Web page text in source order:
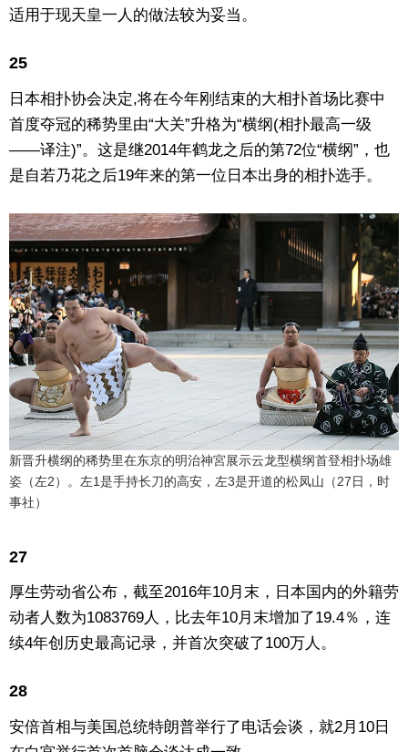
适用于现天皇一人的做法较为妥当。
25
日本相扑协会决定,将在今年刚结束的大相扑首场比赛中
首度夺冠的稀势里由“大关”升格为“横纲(相扑最高一级
——译注)”。这是继2014年鹤龙之后的第72位“横纲”，也
是自若乃花之后19年来的第一位日本出身的相扑选手。
新晋升横纲的稀势里在东京的明治神宮展示云龙型横纲首登相扑场雄
姿（左2）。左1是手持长刀的高安，左3是开道的松凤山（27日，时
事社）
27
厚生劳动省公布，截至2016年10月末，日本国内的外籍劳
动者人数为1083769人，比去年10月末增加了19.4％，连
续4年创历史最高记录，并首次突破了100万人。
28
安倍首相与美国总统特朗普举行了电话会谈，就2月10日